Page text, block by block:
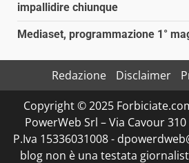
impallidire chiunque
Mediaset, programmazione 1°
Redazione Disclaimer
Copyright © 2025
PowerWeb Srl – Via Cavour
P.Iva 15336031008 -
blog non è una testata